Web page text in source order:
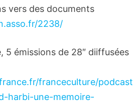
vers des documents
2238/
5 émissions de 28″ diiffusées
franceculture/podcast
harbi-une-memoire-